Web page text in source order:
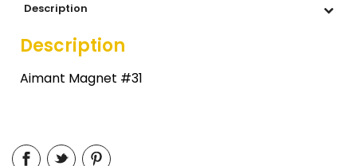
Description
Description
Aimant Magnet #31